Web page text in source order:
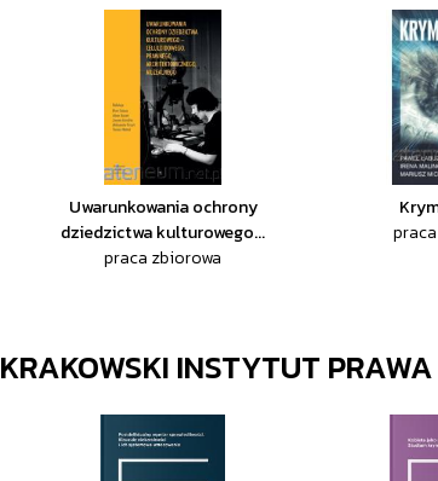
Uwarunkowania ochrony
dziedzictwa kulturowego...
praca zbiorowa
KRAKOWSKI INSTYTUT